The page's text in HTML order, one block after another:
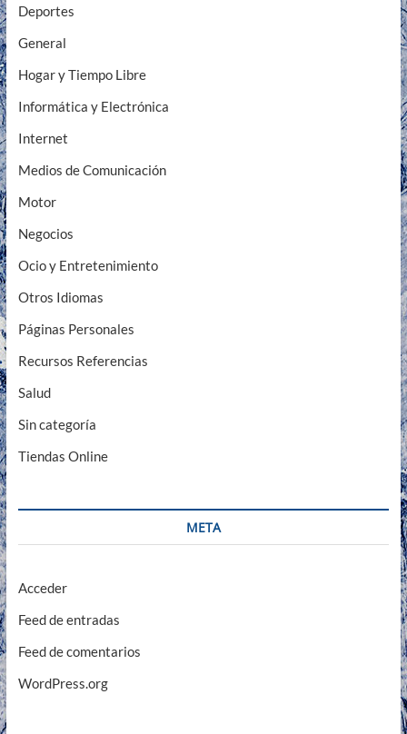
Deportes
General
Hogar y Tiempo Libre
Informática y Electrónica
Internet
Medios de Comunicación
Motor
Negocios
Ocio y Entretenimiento
Otros Idiomas
Páginas Personales
Recursos Referencias
Salud
Sin categoría
Tiendas Online
META
Acceder
Feed de entradas
Feed de comentarios
WordPress.org